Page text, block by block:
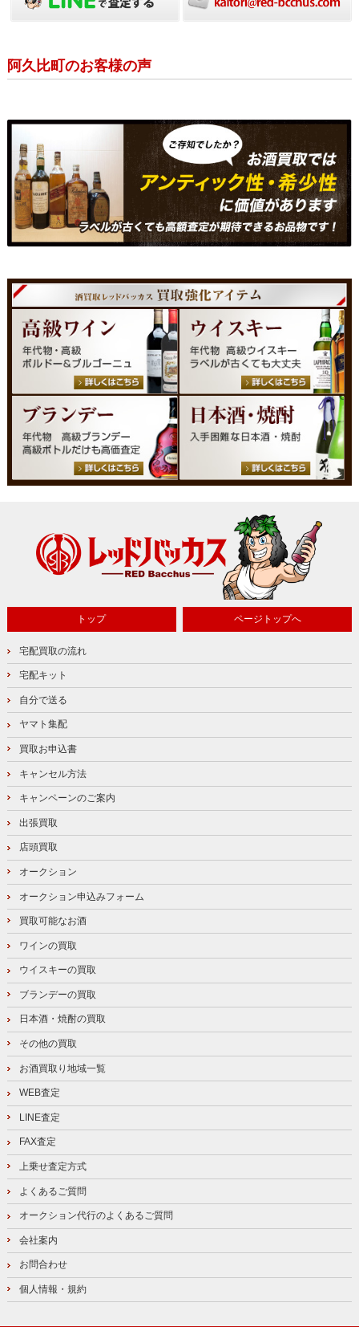
阿久比町のお客様の声
トップ ページトップへ
宅配買取の流れ
宅配キット
自分で送る
ヤマト集配
買取お申込書
キャンセル方法
キャンペーンのご案内
出張買取
店頭買取
オークション
オークション申込みフォーム
買取可能なお酒
ワインの買取
ウイスキーの買取
ブランデーの買取
日本酒・焼酎の買取
その他の買取
お酒買取り地域一覧
WEB査定
LINE査定
FAX査定
上乗せ査定方式
よくあるご質問
オークション代行のよくあるご質問
会社案内
お問合わせ
個人情報・規約